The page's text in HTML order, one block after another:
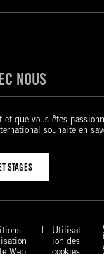
NOUS
et que vous êtes
souhaite en
STAGES
Web
Utilisat
ion des
cookies